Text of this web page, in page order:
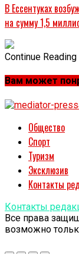
В Ессентуках
на сумму 1,5
Continue Reading
Вам может
Общество
Спорт
Туризм
Эксклюзив
Контакты
Контакты
Все права
возможно